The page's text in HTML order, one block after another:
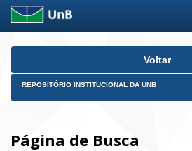
Skip
Voltar
REPOSITÓRIO INSTITUCIONAL DA UNB
Página de Busca